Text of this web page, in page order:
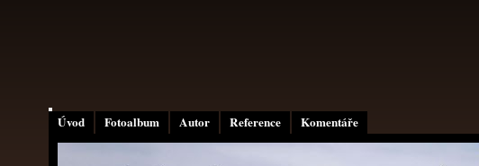
Úvod Fotoalbum Autor Reference Komentáře